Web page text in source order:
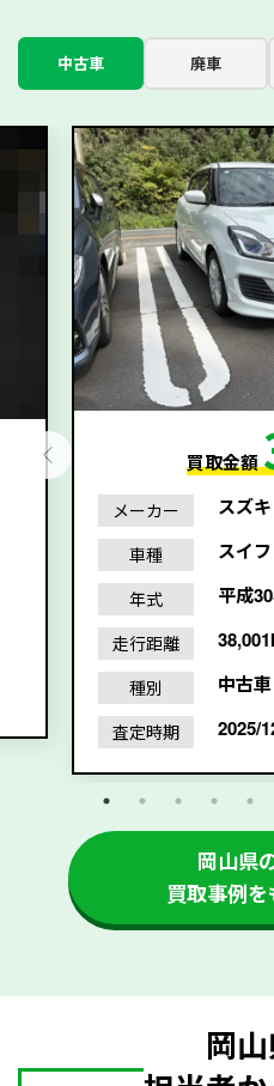
中古車 廃車
買取金額
メーカー スズキ
車種 スイ
年式 平成
走行距離
種別 中古車
査定時期 2025/
岡山県
買取事例
岡